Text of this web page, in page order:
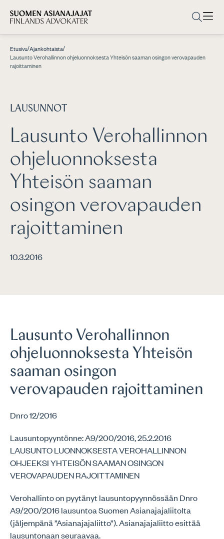
Etusivu/Ajankohtaista/
Lausunto Verohallinnon ohjeluonnoksesta Yhteisön saaman osingon verovapauden
rajoittaminen
LAUSUNNOT
Lausunto Verohallinnon
ohjeluonnoksesta
Yhteisön saaman
osingon verovapauden
rajoittaminen
10.3.2016
Lausunto Verohallinnon
ohjeluonnoksesta Yhteisön
saaman osingon
verovapauden rajoittaminen
Dnro 12/2016
Lausuntopyyntönne: A9/200/2016, 25.2.2016
LAUSUNTO LUONNOKSESTA VEROHALLINNON
OHJEEKSI YHTEISÖN SAAMAN OSINGON
VEROVAPAUDEN RAJOITTAMINEN
Verohallinto on pyytänyt lausuntopyynnössään Dnro
A9/200/2016 lausuntoa Suomen Asianajajaliitolta
(jäljempänä ”Asianajajaliitto”). Asianajajaliitto esittää
lausuntonaan seuraavaa.